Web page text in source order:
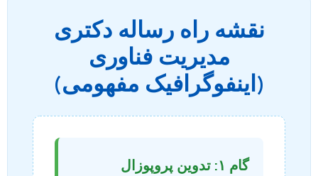
نقشه راه رساله دکتری
مدیریت فناوری
(اینفوگرافیک مفهومی)
گام ۱: تدوین پروپوزال